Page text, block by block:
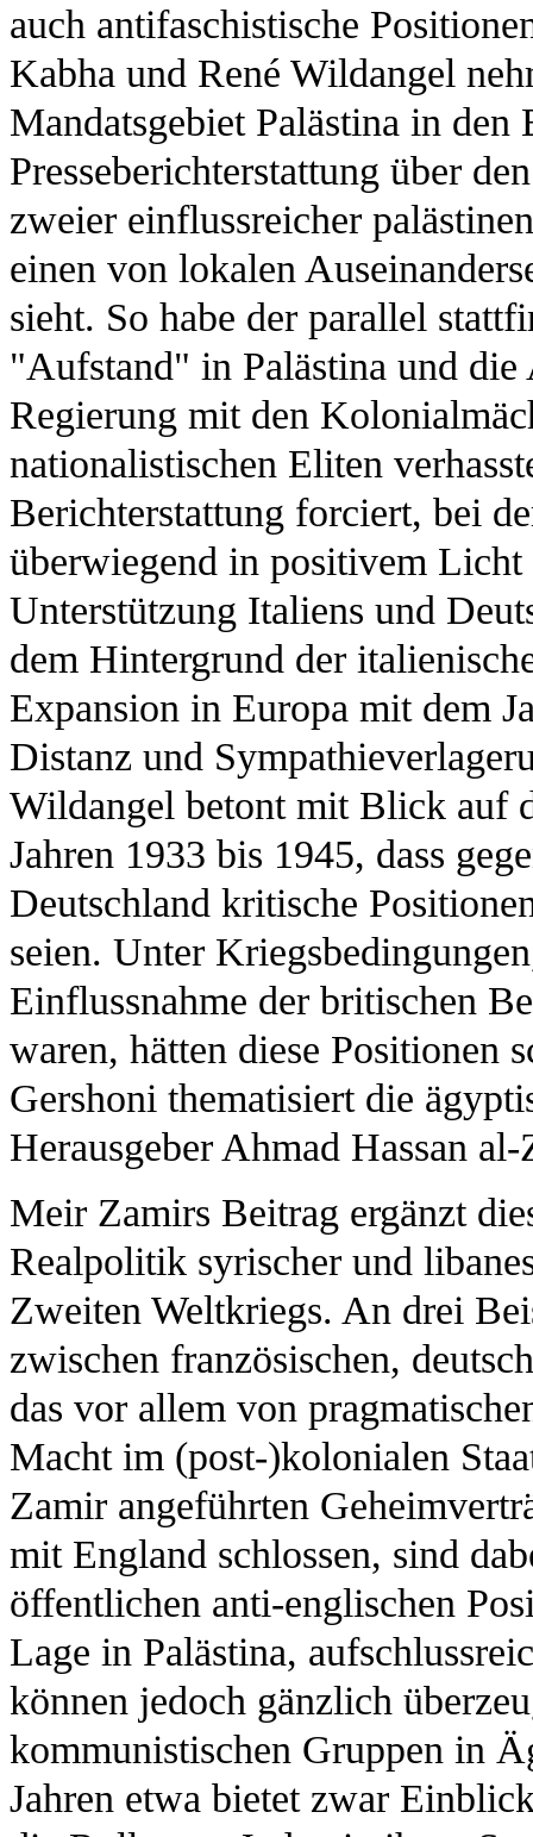
auch antifaschistische
Kabha und René Wildangel
Mandatsgebiet Palästina in
Presseberichterstattung über
zweier einflussreicher
einen von lokalen
sieht. So habe der parallel
"Aufstand" in Palästina und
Regierung mit den
nationalistischen Eliten
Berichterstattung forciert, bei
überwiegend in positivem
Unterstützung Italiens und
dem Hintergrund der
Expansion in Europa mit dem
Distanz und
Wildangel betont mit Blick auf
Jahren 1933 bis 1945, dass
Deutschland kritische
seien. Unter
Einflussnahme der britischen
waren, hätten diese Positionen
Gershoni thematisiert die
Herausgeber Ahmad Hassan al-
Meir Zamirs Beitrag ergänzt
Realpolitik syrischer und
Zweiten Weltkriegs. An drei
zwischen französischen,
das vor allem von
Macht im (post-)kolonialen
Zamir angeführten
mit England schlossen, sind
öffentlichen anti-englischen
Lage in Palästina,
können jedoch gänzlich
kommunistischen Gruppen in
Jahren etwa bietet zwar